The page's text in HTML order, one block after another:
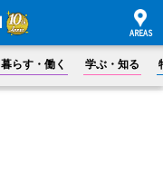
暮らす・働く 学ぶ・知る